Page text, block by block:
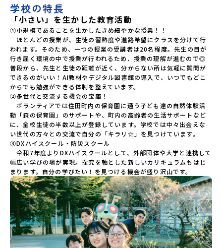
学校の特長
「小さい」を生かした教育活動
①小規模であることを生かしたきめ細やかな授業！！
ほとんどの授業が、生徒の習熟度や進路希望にクラスを分けて行
われます。そのため、一つの授業の受講者は20名程度。先生の目が
行き届く環境の中で授業が行われるため、授業の理解が進むので◎
普段から、先生と生徒の距離が近く、分からない所は気軽に質問が
できるのがいい！AI教材やデジタル図書館の導入で、いつでもどこ
からでも勉強ができる体制を整えています。
②多世代と交流する機会の宝庫！
ボランティアでは住田町内の保育園に通う子ども達の自然体験活
動「森の保育園」のサポートや、町内の高齢者の生活サポートなど
に、全校生徒の半数以上が登録しています。学校では中々出会えな
い世代の方々との交流で自分の「キラリ☆」を見つけています。
③DXハイスクール・防災スクール
令和7年度よりDXハイスクールとして、外部団体や大学と連携して
幅広い学びの場が実現。探究を軸とした新しいカリキュラムもはじ
まります。自分の学びたい！を見つける機会が盛り沢山です。